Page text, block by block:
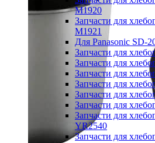
M1920
Запчасти для
M1921
Для Panasonic SD-
Запчасти для
Запчасти для
Запчасти для
Запчасти для
Запчасти для
Запчасти для
Запчасти для
YR2540
Запчасти для